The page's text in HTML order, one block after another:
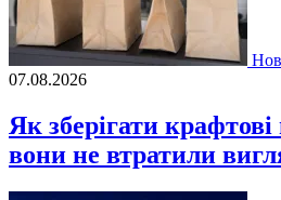
07.08.2026
Як зберігати
вони не втратили